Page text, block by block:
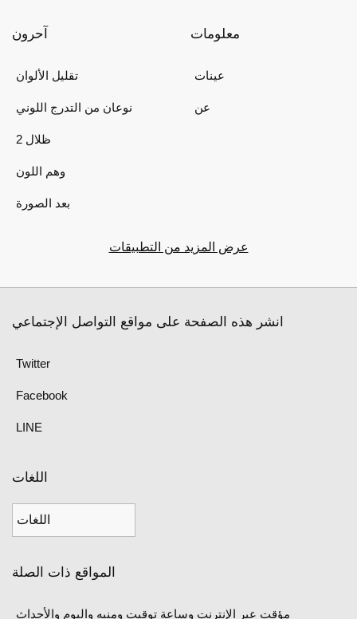
آحرون
تقليل الألوان
نوعان من التدرج اللوني
2 ظلال
وهم اللون
بعد الصورة
معلومات
عينات
عن
عرض المزيد من التطبيقات
انشر هذه الصفحة على مواقع التواصل الإجتماعي
Twitter
Facebook
LINE
اللغات
المواقع ذات الصلة
مؤقت عبر الإنترنت وساعة توقيت ومنبه واليوم والأحداث